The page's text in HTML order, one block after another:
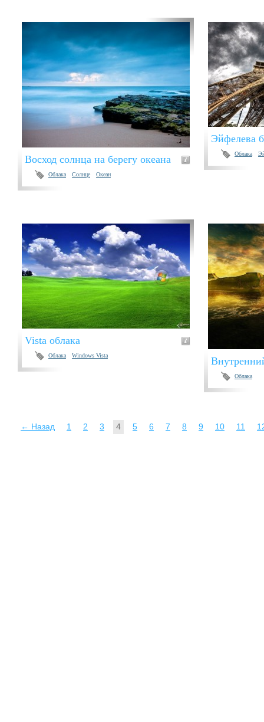
Восход солнца на берегу океана
Облака Солнце Океан
Эйфелева
Облака
Vista облака
Облака Windows Vista
Облака
← Назад 1 2 3 4 5 6 7 8 9 10 11